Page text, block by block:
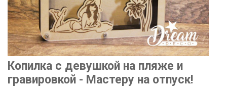
Копилка с девушкой на пляже и
гравировкой - Мастеру на отпуск!